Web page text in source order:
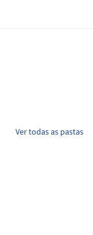
Ver todas as pastas